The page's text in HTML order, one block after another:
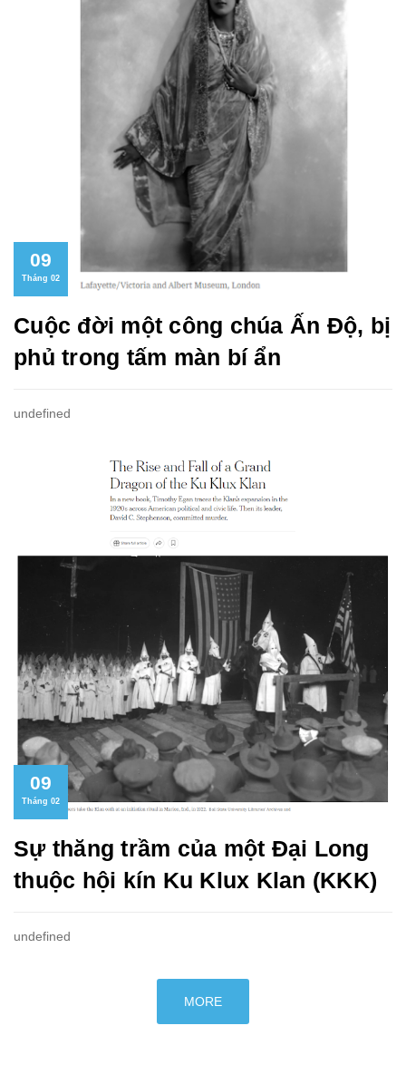
09
Tháng 02
Cuộc đời một công chúa Ấn Độ, bị
phủ trong tấm màn bí ẩn
undefined
09
Tháng 02
Sự thăng trầm của một Đại Long
thuộc hội kín Ku Klux Klan (KKK)
undefined
MORE